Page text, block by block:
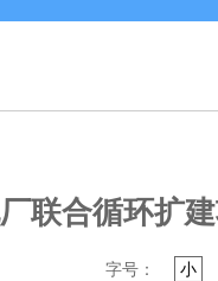
联合循环扩建
字号： 小